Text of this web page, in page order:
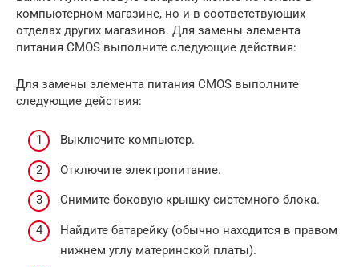
компьютерном магазине, но и в соответствующих
отделах других магазинов. Для замены элемента
питания CMOS выполните следующие действия:
Для замены элемента питания CMOS выполните
следующие действия:
Выключите компьютер.
Отключите электропитание.
Снимите боковую крышку системного блока.
Найдите батарейку (обычно находится в правом
нижнем углу материнской платы).